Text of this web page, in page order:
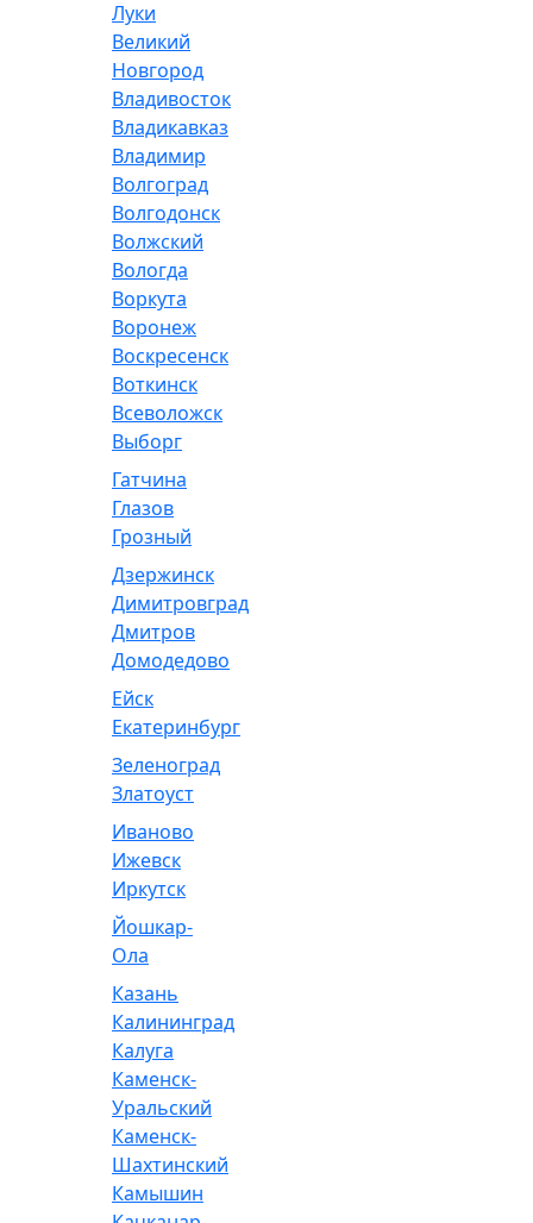
Луки
Великий
Новгород
Владивосток
Владикавказ
Владимир
Волгоград
Волгодонск
Волжский
Вологда
Воркута
Воронеж
Воскресенск
Воткинск
Всеволожск
Выборг
Гатчина
Глазов
Грозный
Дзержинск
Димитровград
Дмитров
Домодедово
Ейск
Екатеринбург
Зеленоград
Златоуст
Иваново
Ижевск
Иркутск
Йошкар-
Ола
Казань
Калининград
Калуга
Каменск-
Уральский
Каменск-
Шахтинский
Камышин